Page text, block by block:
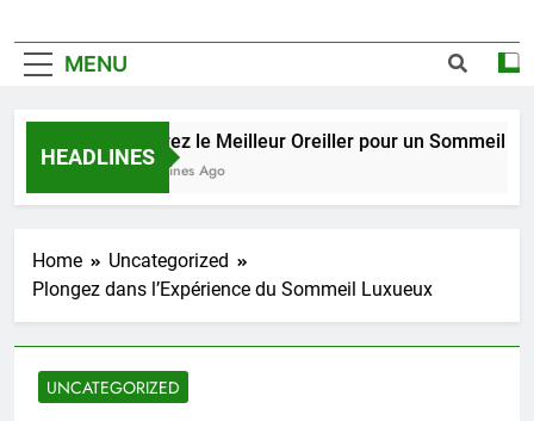
MENU
HEADLINES
Trouvez le Meilleur Oreiller pour un Sommeil de
2 Semaines Ago
Home
Uncategorized
Plongez dans l’Expérience du Sommeil Luxueux
UNCATEGORIZED